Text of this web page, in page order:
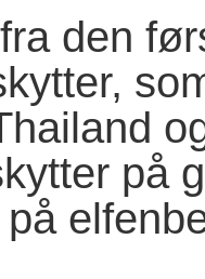
den
på